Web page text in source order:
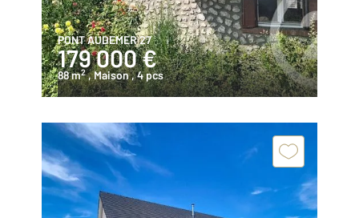
PONT AUDEMER 27
179 000 €
88 m2 , Maison, 4 pcs